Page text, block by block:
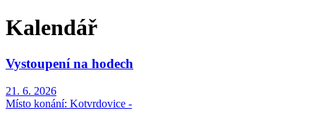
Kalendář
Vystoupení na hodech
21. 6. 2026
Místo konání: Kotvrdovice -